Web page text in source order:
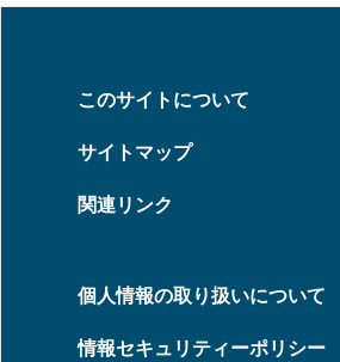
このサイトについて
サイトマップ
関連リンク
個人情報の取り扱いについて
情報セキュリティーポリシー